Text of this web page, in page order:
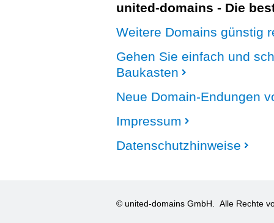
united-domains - Die
Weitere Domains günstig
Gehen Sie einfach und
Baukasten
Neue Domain-Endungen
Impressum
Datenschutzhinweise
© united-domains GmbH. Alle Rechte